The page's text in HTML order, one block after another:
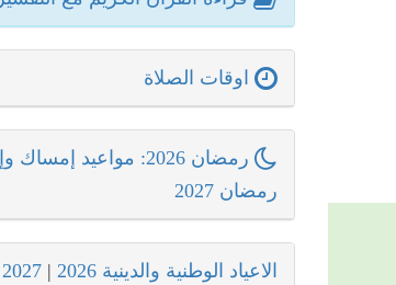
اوقات الصلاة
رمضان 2026: مواعيد إمساك وإفطار
رمضان 2027
الاعياد الوطنية والدينية 2026 |
2027